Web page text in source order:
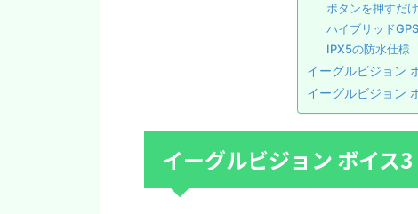
ボタンを押すだ
ハイブリッドGPS
IPX5の防水仕様
イーグルビジョン
イーグルビジョン
イーグルビジョン ボイス